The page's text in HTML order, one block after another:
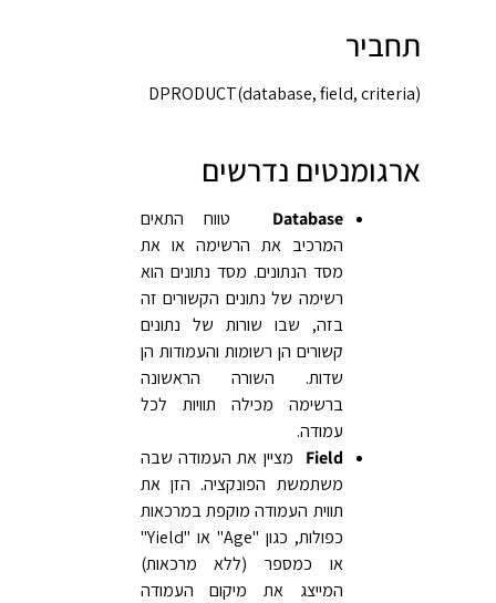
תחביר
DPRODUCT(database, field, criteria)‎
ארגומנטים נדרשים
Database טווח התאים
המרכיב את הרשימה או את
מסד הנתונים. מסד נתונים הוא
רשימה של נתונים הקשורים זה
בזה, שבו שורות של נתונים
קשורים הן רשומות והעמודות הן
שדות. השורה הראשונה
ברשימה מכילה תוויות לכל
עמודה.
Field מציין את העמודה שבה
משתמשת הפונקציה. הזן את
תווית העמודה מוקפת במרכאות
כפולות, כגון "Age" או "Yield"
או כמספר (ללא מרכאות)
המייצג את מיקום העמודה